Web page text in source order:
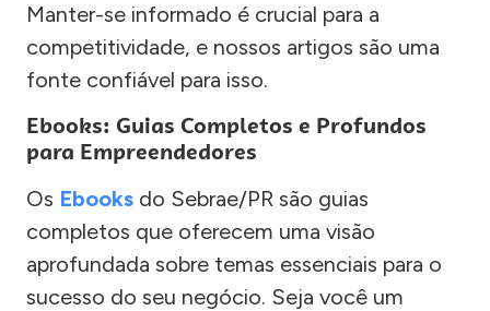
Manter-se informado é crucial para a
competitividade, e nossos artigos são uma
fonte confiável para isso.
Ebooks: Guias Completos e Profundos
para Empreendedores
Os Ebooks do Sebrae/PR são guias
completos que oferecem uma visão
aprofundada sobre temas essenciais para o
sucesso do seu negócio. Seja você um